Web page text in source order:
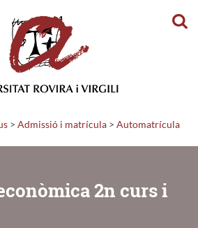
> Admissió i matrícula > Automatrícula
2n curs i